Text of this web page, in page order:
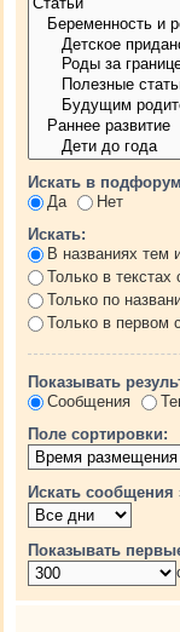
Искать в
Да
Нет
Искать:
В названиях тем
Только в
Только по
Только в первом
Показывать
Сообщения
Поле сортировки:
Искать сообщения
Показывать